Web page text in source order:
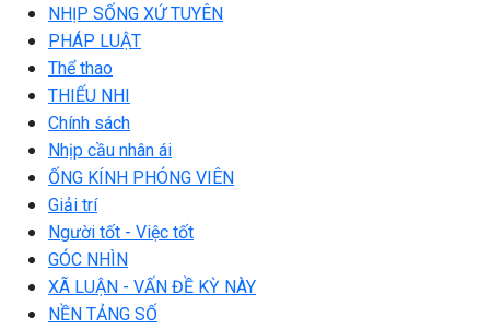
NHỊP SỐNG XỨ TUYÊN
PHÁP LUẬT
Thể thao
THIẾU NHI
Chính sách
Nhịp cầu nhân ái
ỐNG KÍNH PHÓNG VIÊN
Giải trí
Người tốt - Việc tốt
GÓC NHÌN
XÃ LUẬN - VẤN ĐỀ KỲ NÀY
NỀN TẢNG SỐ